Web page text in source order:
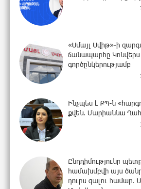
«Սմայլ Սվիթ»-ի
ճանապարհը
գործընկերությամբ
Ինչպես է ՔՊ-ն
քվեն. Մարիաննա
Ընդդիմությունը
համախմբվի այս
դուրս գալու համար.